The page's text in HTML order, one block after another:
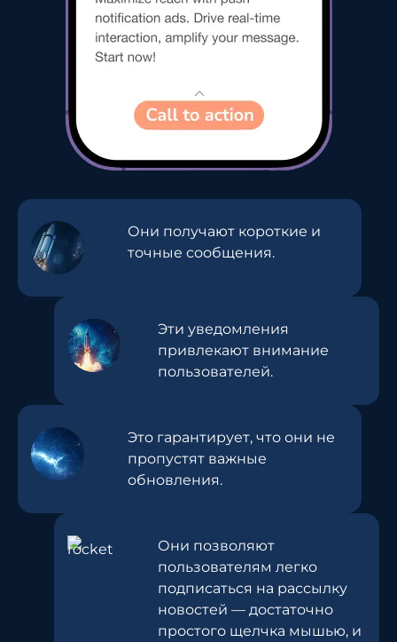
Они получают короткие и
точные сообщения.
Эти уведомления
привлекают внимание
пользователей.
Это гарантирует, что они не
пропустят важные
обновления.
Они позволяют
пользователям легко
подписаться на рассылку
новостей — достаточно
простого щелчка мышью, и